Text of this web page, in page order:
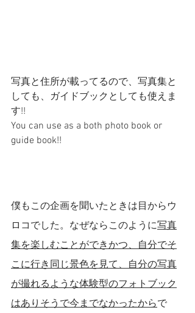
写真と住所が載ってるので、写真集と
しても、ガイドブックとしても使えま
す!!
You can use as a both photo book or
guide book!!
僕もこの企画を聞いたときは目からウ
ロコでした。なぜならこのように写真
集を楽しむことができかつ、自分でそ
こに行き同じ景色を見て、自分の写真
が撮れるような体験型のフォトブック
はありそうで今までなかったからで